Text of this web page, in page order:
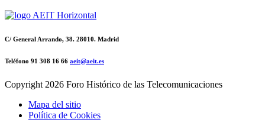
C/ General Arrando, 38. 28010. Madrid
Teléfono 91 308 16 66 aeit@aeit.es
Copyright 2026 Foro Histórico de las Telecomunicaciones
Mapa del sitio
Política de Cookies